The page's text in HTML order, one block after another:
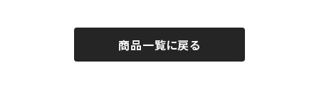
商品一覧に戻る